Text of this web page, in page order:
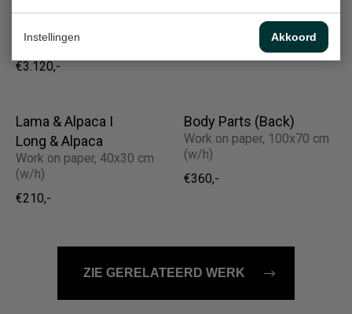
Instellingen Akkoord
of 2)
(w/h/d)
€3.120,-
Lama & Alpaca I
Long & Alpaca
Work on paper, 40x30 cm
(w/h)
€210,-
Body Parts (Back)
Work on paper, 100x70 cm
(w/h)
€360,-
ZIE GERELATEERD WERK